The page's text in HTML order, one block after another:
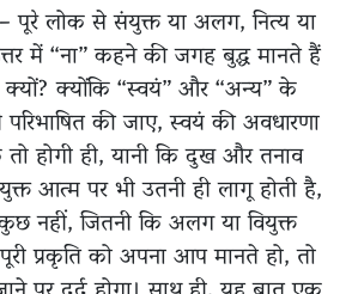
पूरे लोक से संयुक्त या अलग, नित्य या
में “ना” कहने की जगह बुद्ध मानते हैं
क्यों? क्योंकि “स्वयं” और “अन्य” के
की जाए, स्वयं की अवधारणा
होगी ही, यानी कि दुख और तनाव
आत्म पर भी उतनी ही लागू होती है,
नहीं, जितनी कि अलग या वियुक्त
प्रकृति को अपना आप मानते हो, तो